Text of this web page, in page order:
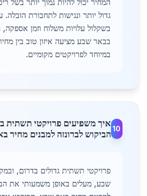
המחיר יכול להיות נמוך יותר בשל
גדול יותר ונגישות לתחבורת
בשקלול עלויות משלוח וזמן אספקה,
בבאר שבע מציעה איזון טוב בין
במיוחד לפרויקטים מקומיים.
10
איך משפיעים פרויקטי תשתית
הביקוש לברונזה למבנים מחיר
פרויקטי תשתית גדולים בדרום,
שבע, מעלים באופן משמעותי את